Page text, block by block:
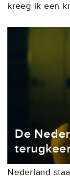
kreeg ik een
De
Nederland